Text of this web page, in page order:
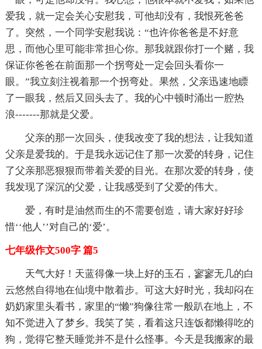
爱我，就一定会关心安慰我，可他却没有，我恨死爸爸
了。突然，一个同学安慰我说：“也许你爸爸是不好意
思，而他心里可能非常担心你。那我就跟你打一个赌，我
保证你爸爸在前面那一个拐弯处一定会回头看你一
眼。”我立刻注视着那一个拐弯处。果然，父亲迅速地瞟
了一眼我，然后又回头去了。我的心中顿时涌出一腔热
浪-------那就是父爱。
父亲的那一次回头，使我改变了我的想法，让我知道
父亲是爱我的。于是我永远记住了那一次爱的转身，记住
了父亲那恶狠狠而带着关爱的目光。在那次爱的转身，使
我发现了深沉的父爱，让我感受到了父爱的伟大。
爱，有时是油然而生的不需要创造，请大家好好珍
惜‘‘他人’’对自己的‘爱’。
七年级作文500字 篇5
天气大好！天蓝得像一块上好的玉石，寥寥无几的白
云悠然自得地在仙境中散着步。可这大好时光，我却闷在
奶奶家里头看书，家里的“懒”狗像往常一般趴在地上，不
知不觉进入了梦乡。我笑了笑，看着这只连饭都懒得吃的
狗，觉得它整天睡觉并不是什么怪事。今天是我搬家的最